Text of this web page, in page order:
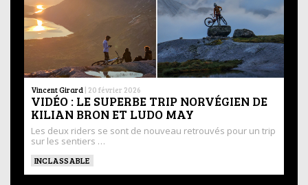
Vincent Girard | 20 février 2026
VIDÉO : LE SUPERBE TRIP NORVÉGIEN DE
KILIAN BRON ET LUDO MAY
Les deux riders se sont de nouveau retrouvés pour un trip
sur les sentiers …
INCLASSABLE